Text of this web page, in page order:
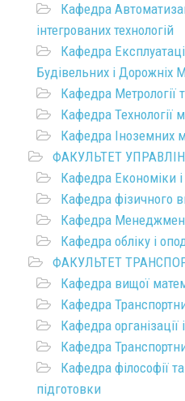
Кафедра
інтегрованих технологій
Кафедра
Будівельних і Дорожніх
Кафедра Метрології
Кафедра Технології
Кафедра Іноземних
ФАКУЛЬТЕТ
Кафедра Економіки
Кафедра фізичного
Кафедра
Кафедра обліку і
ФАКУЛЬТЕТ
Кафедра вищої
Кафедра
Кафедра
Кафедра
Кафедра філософії
підготовки